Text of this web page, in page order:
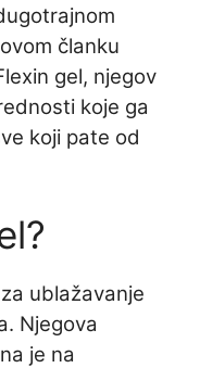
članku
gel, njegov
koje ga
koji pate od
ublažavanje
Njegova
je na